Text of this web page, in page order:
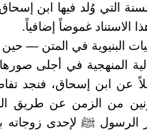
التي وُلد فيها ابن إسحاق
الاستناد غموضاً إضافياً.
البنيوية في المتن —
المنهجية في أجلى
عن ابن إسحاق، فنجد
من الزمن عن طريق
ﷺ لإحدى زوجاته